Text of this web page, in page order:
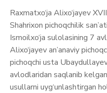
Raxmatxo‘ja Alixo‘jayev
Shahrixon pichoqchilik
Ismoilxo‘ja sulolasining 7
Alixo‘jayev an’anaviy
pichoqchi usta Ubaydullayev
avlodlaridan saqlanib
usullarni uyg‘unlashtirgan